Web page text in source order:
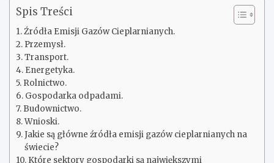
Spis Treści
Źródła Emisji Gazów Cieplarnianych.
Przemysł.
Transport.
Energetyka.
Rolnictwo.
Gospodarka odpadami.
Budownictwo.
Wnioski.
Jakie są główne źródła emisji gazów cieplarnianych na
świecie?
Które sektory gospodarki są największymi